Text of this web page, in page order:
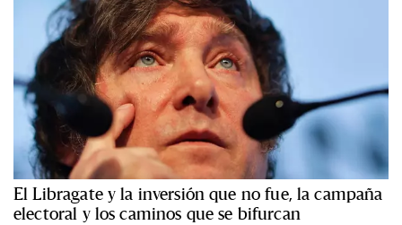
El Libragate y la inversión que no fue, la campaña
electoral y los caminos que se bifurcan